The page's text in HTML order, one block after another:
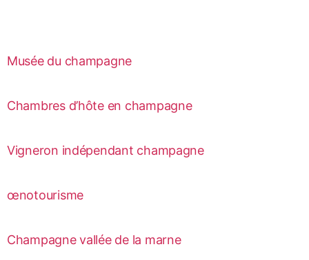
Musée du champagne
Chambres d’hôte en champagne
Vigneron indépendant champagne
œnotourisme
Champagne vallée de la marne